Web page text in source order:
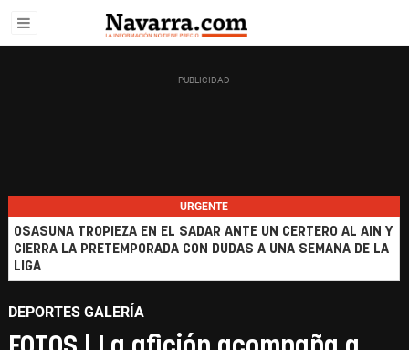
URGENTE
OSASUNA TROPIEZA EN EL SADAR ANTE UN CERTERO AL AIN Y
CIERRA LA PRETEMPORADA CON DUDAS A UNA SEMANA DE LA
LIGA
DEPORTES GALERÍA